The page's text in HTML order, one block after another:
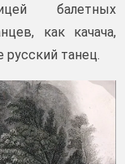
балетных
как качача,
русский танец.